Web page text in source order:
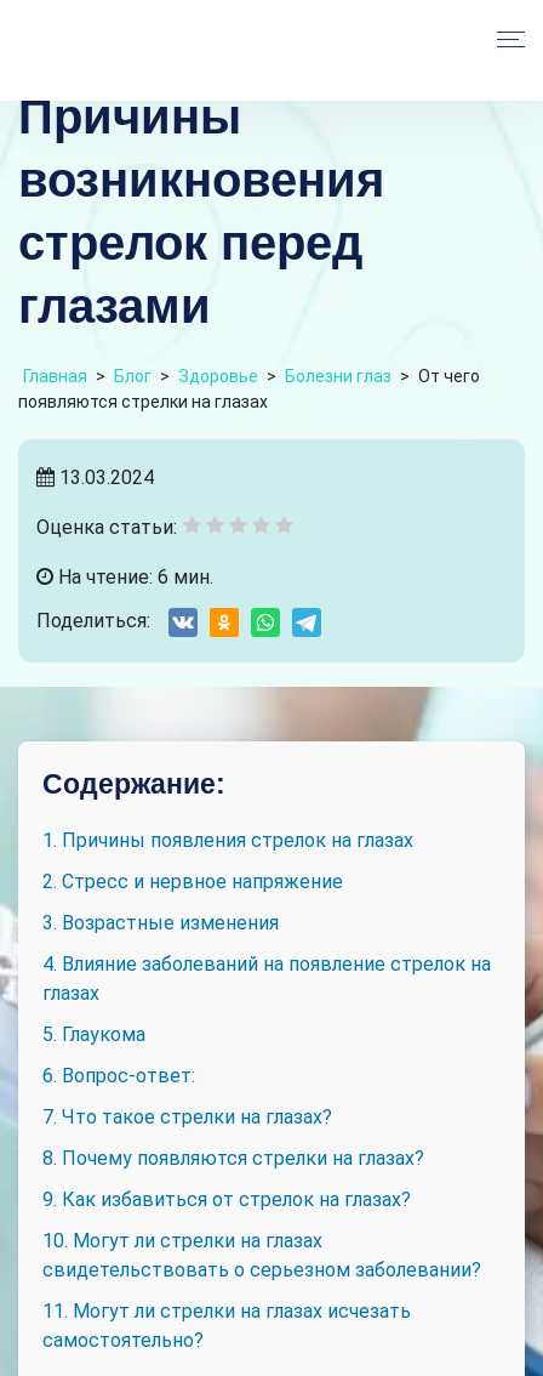
Причины
возникновения
стрелок перед
глазами
Главная > Блог > Здоровье > Болезни глаз > От чего
появляются стрелки на глазах
13.03.2024
Оценка статьи:
На чтение: 6 мин.
Поделиться:
Содержание:
1. Причины появления стрелок на глазах
2. Стресс и нервное напряжение
3. Возрастные изменения
4. Влияние заболеваний на появление стрелок на
глазах
5. Глаукома
6. Вопрос-ответ:
7. Что такое стрелки на глазах?
8. Почему появляются стрелки на глазах?
9. Как избавиться от стрелок на глазах?
10. Могут ли стрелки на глазах
свидетельствовать о серьезном заболевании?
11. Могут ли стрелки на глазах исчезать
самостоятельно?